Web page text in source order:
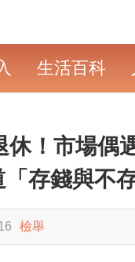
生活百科
休！市場
存錢與不
檢舉